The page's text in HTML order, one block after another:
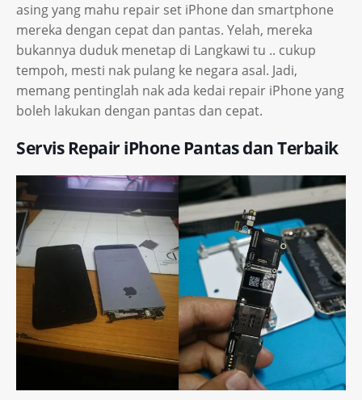
asing yang mahu repair set iPhone dan smartphone
mereka dengan cepat dan pantas. Yelah, mereka
bukannya duduk menetap di Langkawi tu .. cukup
tempoh, mesti nak pulang ke negara asal. Jadi,
memang pentinglah nak ada kedai repair iPhone yang
boleh lakukan dengan pantas dan cepat.
Servis Repair iPhone Pantas dan Terbaik